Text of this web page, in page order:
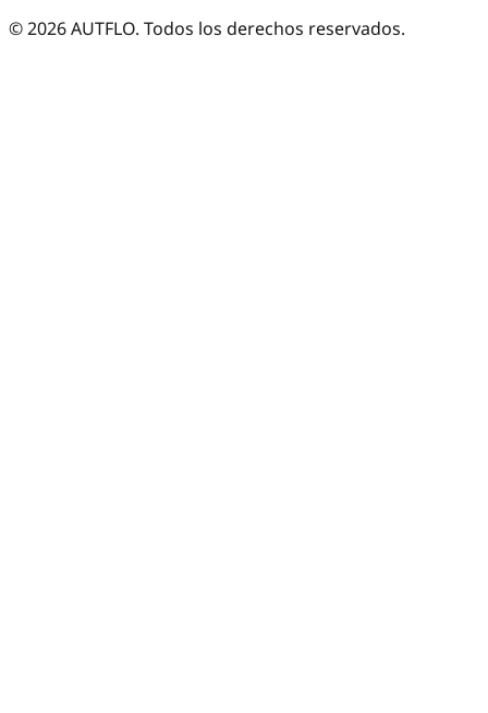
©2026AUTFLO. Todos los derechos reservados.